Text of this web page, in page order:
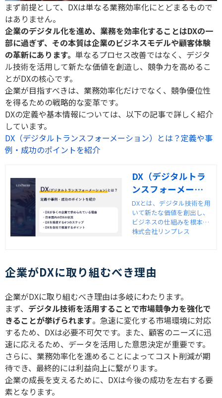
まず前提として、DXは単なる業務効率化にとどまるもので
はありません。
企業のデジタル化を進め、業務を効率化することはDXの一
部に過ぎず、その本質は企業のビジネスモデルや顧客体験
の革新にあります。 単なるプロセス改善ではなく、デジタ
ル技術を活用して新たな価値を創造し、競争力を高めるこ
とがDXの核心です。
企業が目指すべきは、業務効率化だけでなく、競争優位性
を得るための戦略的な変革です。
DXの定義や基本情報については、以下の記事で詳しく紹介
しています。
DX（デジタルトランスフォーメーション）とは？定義や事
例・成功のポイントを紹介
DX（デジタルトラ
ンスフォーメーシ
ョン）とは？定義
や事例・成功のポ
イントを紹介
DXとは、デジタル技術を用
いて新たな価値を創出し、
ビジネスの仕組みを根本的
に変革する施策を指しま
務となっています。DXの定
義から取り組みの事例まで
株式会社リンプレス
企業がDXに取り組むべき理由
企業がDXに取り組むべき理由は多岐にわたります。
まず、 デジタル技術を活用することで市場競争力を強化で
きることが挙げられます。急速に変化する市場環境に対応
するため、DXは必要不可欠です。また、顧客のニーズに迅
速に応えるため、データを活用した意思決定が重要です。
さらに、業務効率化を進めることによってコスト削減が期
待でき、最終的には利益向上に繋がります。
企業の成長を支えるために、DXは今後の成功を左右する要
素となります。